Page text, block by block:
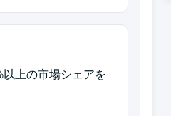
以上の市場シェアを